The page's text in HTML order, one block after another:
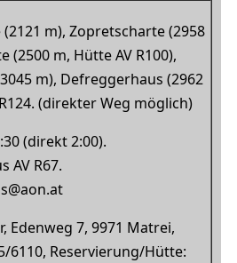
m), Zopretscharte (2958
(2500 m, Hütte AV R100),
m), Defreggerhaus (2962
(direkter Weg möglich)
(direkt 2:00).
AV R67.
Edenweg 7, 9971 Matrei,
6110, Reservierung/Hütte: